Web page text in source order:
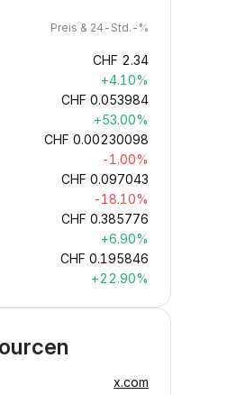
Preis & 24-Std.-%
CHF 2.34
+4.10%
CHF 0.053984
+53.00%
CHF 0.00230098
-1.00%
CHF 0.097043
-18.10%
CHF 0.385776
+6.90%
CHF 0.195846
+22.90%
x.com